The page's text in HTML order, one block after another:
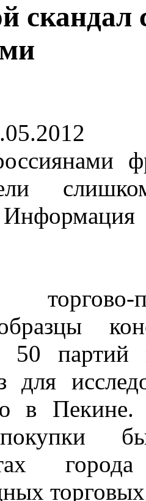
скандал
торгово-
50 партий
для
в
покупки